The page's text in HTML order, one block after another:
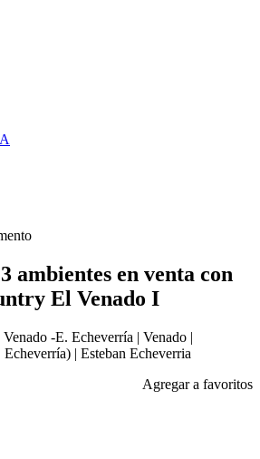
ambientes en venta con
El Venado I
-E. Echeverría | Venado |
| Esteban Echeverria
Agregar a favoritos